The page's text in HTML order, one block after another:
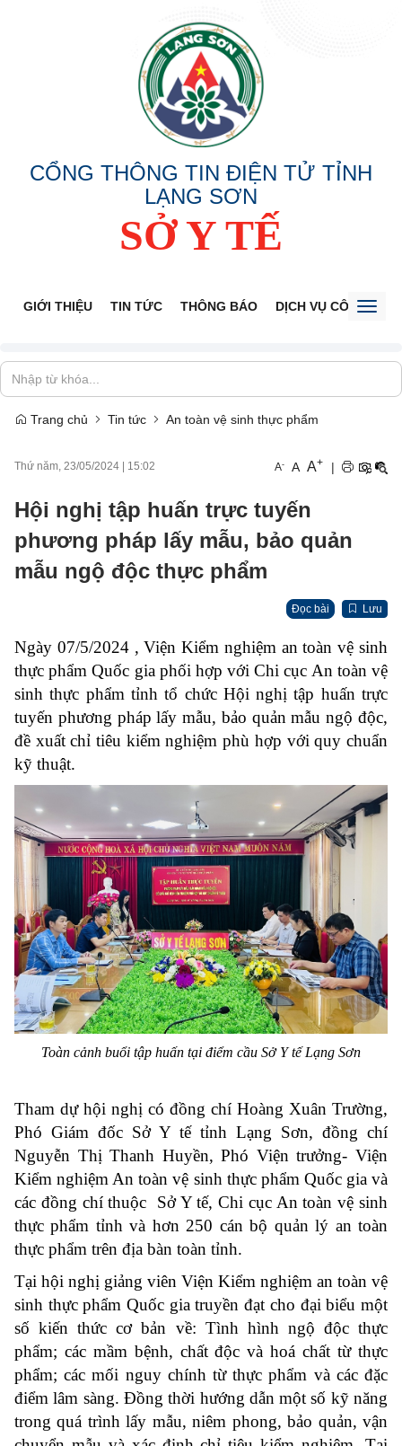
CỔNG THÔNG TIN ĐIỆN TỬ TỈNH
LẠNG SƠN
SỞ Y TẾ
GIỚI THIỆU TIN TỨC THÔNG BÁO DỊCH VỤ CÔNG
Trang chủ Tin tức An toàn vệ sinh thực phẩm
Thứ năm, 23/05/2024 15:02 A- A A+ |
Hội nghị tập huấn trực tuyến
phương pháp lấy mẫu, bảo quản
mẫu ngộ độc thực phẩm
Đọc bài Lưu
Ngày 07/5/2024 , Viện Kiểm nghiệm an toàn vệ sinh
thực phẩm Quốc gia phối hợp với Chi cục An toàn vệ
sinh thực phẩm tỉnh tổ chức Hội nghị tập huấn trực
tuyến phương pháp lấy mẫu, bảo quản mẫu ngộ độc,
đề xuất chỉ tiêu kiểm nghiệm phù hợp với quy chuẩn
kỹ thuật.
Toàn cảnh buổi tập huấn tại điểm cầu Sở Y tế Lạng Sơn
Tham dự hội nghị có đồng chí Hoàng Xuân Trường,
Phó Giám đốc Sở Y tế tỉnh Lạng Sơn, đồng chí
Nguyễn Thị Thanh Huyền, Phó Viện trưởng- Viện
Kiểm nghiệm An toàn vệ sinh thực phẩm Quốc gia và
các đồng chí thuộc Sở Y tế, Chi cục An toàn vệ sinh
thực phẩm tỉnh và hơn 250 cán bộ quản lý an toàn
thực phẩm trên địa bàn toàn tỉnh.
Tại hội nghị giảng viên Viện Kiểm nghiệm an toàn vệ
sinh thực phẩm Quốc gia truyền đạt cho đại biểu một
số kiến thức cơ bản về: Tình hình ngộ độc thực
phẩm; các mầm bệnh, chất độc và hoá chất từ thực
phẩm; các mối nguy chính từ thực phẩm và các đặc
điểm lâm sàng. Đồng thời hướng dẫn một số kỹ năng
trong quá trình lấy mẫu, niêm phong, bảo quản, vận